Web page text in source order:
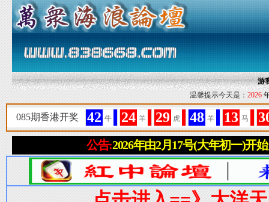
游
温馨提示今天是： 2026